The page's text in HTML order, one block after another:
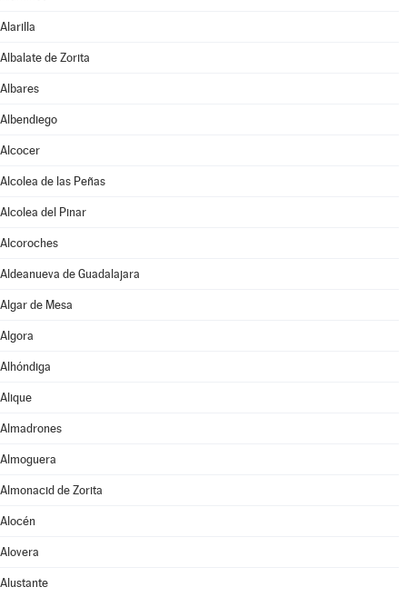
Alarilla
Albalate de Zorita
Albares
Albendiego
Alcocer
Alcolea de las Peñas
Alcolea del Pinar
Alcoroches
Aldeanueva de Guadalajara
Algar de Mesa
Algora
Alhóndiga
Alique
Almadrones
Almoguera
Almonacid de Zorita
Alocén
Alovera
Alustante